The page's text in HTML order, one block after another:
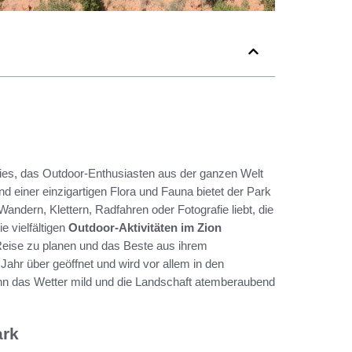
das Outdoor-Enthusiasten aus der ganzen Welt
einer einzigartigen Flora und Fauna bietet der Park
Klettern, Radfahren oder Fotografie liebt, die
vielfältigen Outdoor-Aktivitäten im Zion
zu planen und das Beste aus ihrem
über geöffnet und wird vor allem in den
das Wetter mild und die Landschaft atemberaubend